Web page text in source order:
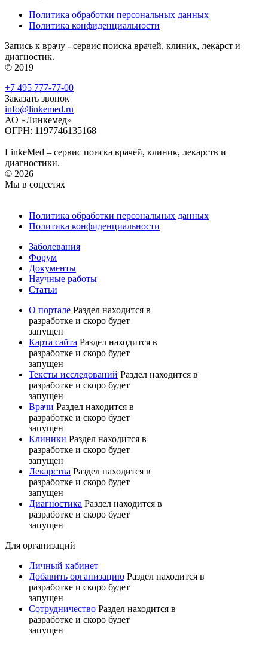
Политика обработки персональных данных
Политика конфиденциальности
Запись к врачу - сервис поиска врачей, клиник, лекарст и
диагностик.
© 2019
+7 495 777-77-00
Заказать звонок
info@linkemed.ru
АО «Линкемед»
ОГРН: 1197746135168
LinkeMed – сервис поиска врачей, клиник, лекарств и
диагностики.
© 2026
Мы в соцсетях
Политика обработки персональных данных
Политика конфиденциальности
Заболевания
Форум
Документы
Научные работы
Статьи
О портале Раздел находится в
разработке и скоро будет
запущен
Карта сайта Раздел находится в
разработке и скоро будет
запущен
Тексты исследований Раздел находится в
разработке и скоро будет
запущен
Врачи Раздел находится в
разработке и скоро будет
запущен
Клиники Раздел находится в
разработке и скоро будет
запущен
Лекарства Раздел находится в
разработке и скоро будет
запущен
Диагностика Раздел находится в
разработке и скоро будет
запущен
Для организаций
Личный кабинет
Добавить организацию Раздел находится в
разработке и скоро будет
запущен
Сотрудничество Раздел находится в
разработке и скоро будет
запущен